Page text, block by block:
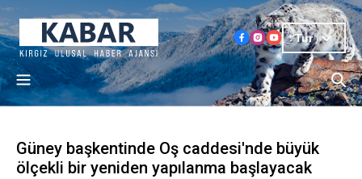
Tur
Güney başkentinde Oş caddesi'nde büyük
ölçekli bir yeniden yapılanma başlayacak